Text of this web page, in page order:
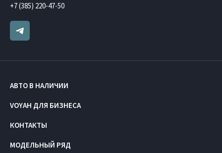
+7 (385) 220-47-50
АВТО В НАЛИЧИИ
VOYAH ДЛЯ БИЗНЕСА
КОНТАКТЫ
МОДЕЛЬНЫЙ РЯД